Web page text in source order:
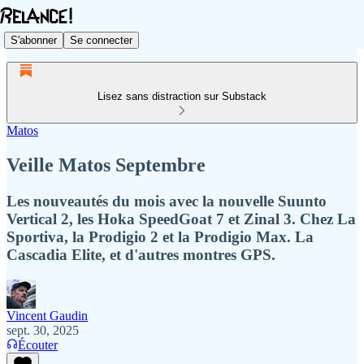
S'abonner Se connecter
Lisez sans distraction sur Substack
Matos
Veille Matos Septembre
Les nouveautés du mois avec la nouvelle Suunto
Vertical 2, les Hoka SpeedGoat 7 et Zinal 3. Chez La
Sportiva, la Prodigio 2 et la Prodigio Max. La
Cascadia Elite, et d'autres montres GPS.
Vincent Gaudin
sept. 30, 2025
Écouter